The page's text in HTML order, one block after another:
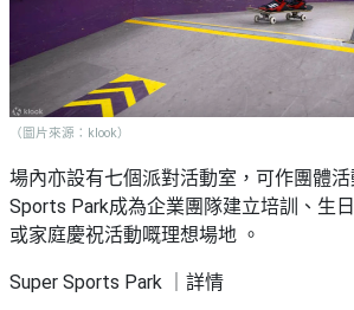
（圖片來源：klook）
場內亦設有七個派對活動室，可作團體
Sports Park成為企業團隊建立培訓、生
或家庭慶祝活動嘅理想場地 。
Super Sports Park ｜詳情